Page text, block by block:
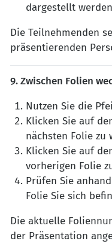
dargestellt
Die Teilnehmenden
präsentierenden
9. Zwischen Folien
Nutzen Sie die
Klicken Sie auf
nächsten Folie zu
Klicken Sie auf
vorherigen Folie
Prüfen Sie
Folie Sie sich
Die aktuelle
der Präsentation